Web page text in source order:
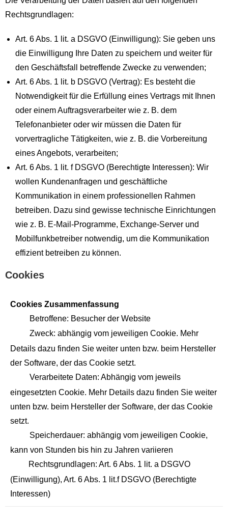
Rechtsgrundlagen:
Art. 6 Abs. 1 lit. a DSGVO (Einwilligung): Sie geben uns
die Einwilligung Ihre Daten zu speichern und weiter für
den Geschäftsfall betreffende Zwecke zu verwenden;
Art. 6 Abs. 1 lit. b DSGVO (Vertrag): Es besteht die
Notwendigkeit für die Erfüllung eines Vertrags mit Ihnen
oder einem Auftragsverarbeiter wie z. B. dem
Telefonanbieter oder wir müssen die Daten für
vorvertragliche Tätigkeiten, wie z. B. die Vorbereitung
eines Angebots, verarbeiten;
Art. 6 Abs. 1 lit. f DSGVO (Berechtigte Interessen): Wir
wollen Kundenanfragen und geschäftliche
Kommunikation in einem professionellen Rahmen
betreiben. Dazu sind gewisse technische Einrichtungen
wie z. B. E-Mail-Programme, Exchange-Server und
Mobilfunkbetreiber notwendig, um die Kommunikation
effizient betreiben zu können.
Cookies
Cookies Zusammenfassung
Betroffene: Besucher der Website
Zweck: abhängig vom jeweiligen Cookie. Mehr
Details dazu finden Sie weiter unten bzw. beim Hersteller
der Software, der das Cookie setzt.
Verarbeitete Daten: Abhängig vom jeweils
eingesetzten Cookie. Mehr Details dazu finden Sie weiter
unten bzw. beim Hersteller der Software, der das Cookie
setzt.
Speicherdauer: abhängig vom jeweiligen Cookie,
kann von Stunden bis hin zu Jahren variieren
Rechtsgrundlagen: Art. 6 Abs. 1 lit. a DSGVO
(Einwilligung), Art. 6 Abs. 1 lit.f DSGVO (Berechtigte
Interessen)